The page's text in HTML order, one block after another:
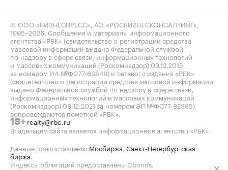
© ООО «БИЗНЕСПРЕСС», АО «РОСБИЗНЕСКОНСАЛТИНГ»,
1995–2026 . Сообщения и материалы информационного
агентства «РБК» (свидетельство о регистрации средства
массовой информации выдано Федеральной службой
по надзору в сфере связи, информационных технологий
и массовых коммуникаций (Роскомнадзор) 09.12.2015
за номером ИА №ФС77-63848) и сетевого издания «РБК»
(свидетельство о регистрации средства массовой информации
выдано Федеральной службой по надзору в сфере связи,
информационных технологий и массовых коммуникаций
(Роскомнадзор) 03.12.2021 за номером ЭЛ №ФС77-82385)
сопровождаются пометкой «РБК».
18+ realty@rbc.ru
Владельцем сайта является информационное агентство «РБК».
Данные предоставлены: Мосбиржа Санкт-Петербургская
биржа
Индексы облигаций предоставлены Cbonds.